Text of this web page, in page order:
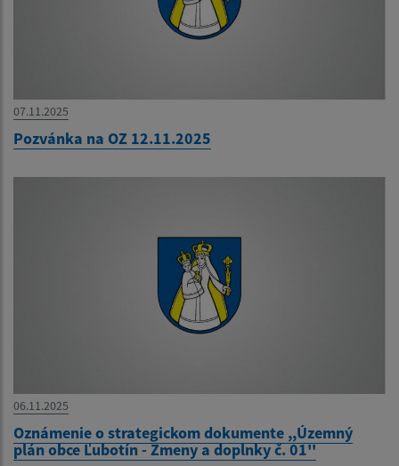
07.11.2025
Pozvánka na OZ 12.11.2025
06.11.2025
Oznámenie o strategickom dokumente ,,Územný
plán obce Ľubotín - Zmeny a doplnky č. 01''